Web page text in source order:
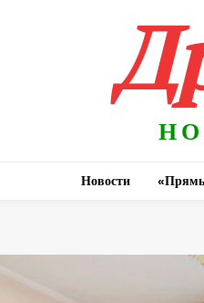
Новости